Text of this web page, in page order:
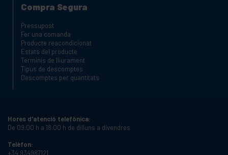
Compra Segura
Pressupost
Fer una comanda
Producte reacondicionat
Estats del producte
Terminis de lliurament
Tipus de descomptes
Descomptes per quantitats
Hores d'atenció telefònica:
De 09:00 h a 18:00 h de dilluns a divendres
Telèfon:
+34 934987121